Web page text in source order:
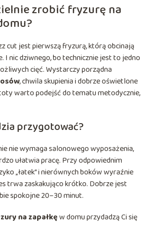
zrobić fryzurę na
cut jest pierwszą fryzurą, którą obcinają
I nic dziwnego, bo technicznie jest to jedno
cięć. Wystarczy porządna
, chwila skupienia i dobrze oświetlone
warto podejść do tematu metodycznie,
przygotować?
nie wymaga salonowego wyposażenia,
ułatwia pracę. Przy odpowiednim
„łatek” i nierównych boków wyraźnie
trwa zaskakująco krótko. Dobrze jest
spokojne 20–30 minut.
na zapałkęw domu przydadzą Ci się